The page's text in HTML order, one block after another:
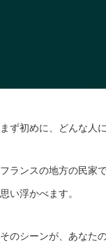
まず初めに、どんな人
フランスの地方の民家
思い浮かべます。
そのシーンが、あなた